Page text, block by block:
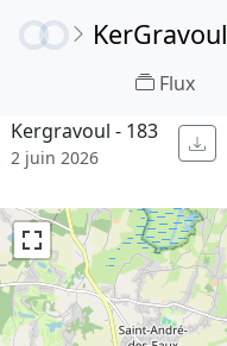
KerGravoul
Flux
Kergravoul - 183
2 juin 2026